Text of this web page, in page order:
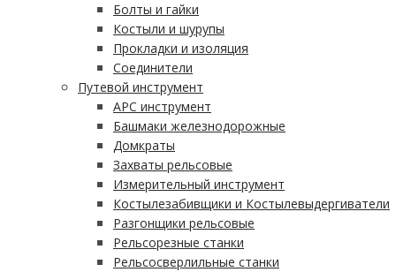
Болты и гайки
Костыли и шурупы
Прокладки и изоляция
Соединители
Путевой инструмент
АРС инструмент
Башмаки железнодорожные
Домкраты
Захваты рельсовые
Измерительный инструмент
Костылезабивщики и Костылевыдергиватели
Разгонщики рельсовые
Рельсорезные станки
Рельсосверлильные станки